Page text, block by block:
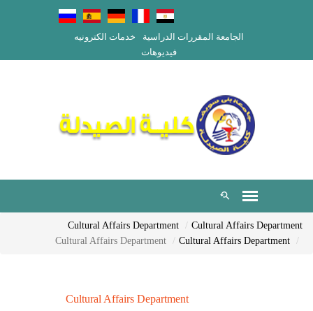
الجامعة المقررات الدراسية
خدمات الكترونيه
فيديوهات
Cultural Affairs Department
Cultural Affairs Department
Cultural Affairs Department
Cultural Affairs Department
Cultural Affairs Department